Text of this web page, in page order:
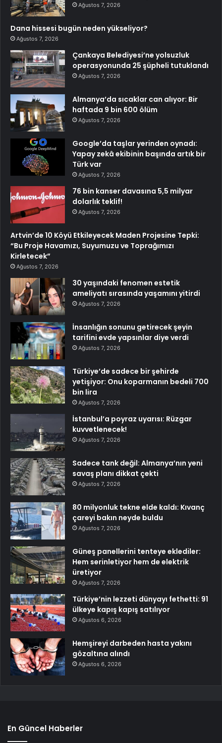
Ağustos 7, 2026
Dana hissesi bugün neden yükseliyor?
Ağustos 7, 2026
Çankaya Belediyesi’ne yolsuzluk
operasyonunda 25 şüpheli tutuklandı
Ağustos 7, 2026
Almanya’da sıcaklar can alıyor: Bir
haftada 9 bin 600 ölüm
Ağustos 7, 2026
Google’da taşlar yerinden oynadı:
Yapay zekâ ekibinin başında artık bir
Türk var
Ağustos 7, 2026
76 bin kanser davasına 5,5 milyar
dolarlık teklif!
Ağustos 7, 2026
Artvin’de 10 Köyü Etkileyecek Maden Projesine Tepki:
“Bu Proje Havamızı, Suyumuzu ve Toprağımızı
Kirletecek”
Ağustos 7, 2026
30 yaşındaki fenomen estetik
ameliyatı sırasında yaşamını yitirdi
Ağustos 7, 2026
İnsanlığın sonunu getirecek şeyin
tarifini evde yapsınlar diye verdi
Ağustos 7, 2026
Türkiye’de sadece bir şehirde
yetişiyor: Onu koparmanın bedeli 700
bin lira
Ağustos 7, 2026
İstanbul’a poyraz uyarısı: Rüzgar
kuvvetlenecek!
Ağustos 7, 2026
Sadece tank değil: Almanya’nın yeni
savaş planı dikkat çekti
Ağustos 7, 2026
80 milyonluk tekne elde kaldı: Kıvanç
çareyi bakın neyde buldu
Ağustos 7, 2026
Güneş panellerini tenteye eklediler:
Hem serinletiyor hem de elektrik
üretiyor
Ağustos 7, 2026
Türkiye’nin lezzeti dünyayı fethetti: 91
ülkeye kapış kapış satılıyor
Ağustos 6, 2026
Hemşireyi darbeden hasta yakını
gözaltına alındı
Ağustos 6, 2026
En Güncel Haberler